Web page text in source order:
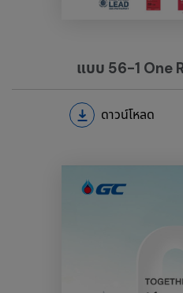
แบบ 56-1 One
ดาวน์โหลด